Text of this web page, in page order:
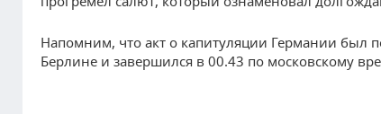
Напомним, что акт о капитуляции Германии был
Берлине и завершился в 00.43 по московскому